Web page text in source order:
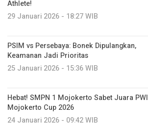
Athlete!
29 Januari 2026 - 18:27 WIB
PSIM vs Persebaya: Bonek Dipulangkan,
Keamanan Jadi Prioritas
25 Januari 2026 - 15:36 WIB
Hebat! SMPN 1 Mojokerto Sabet Juara PWI
Mojokerto Cup 2026
24 Januari 2026 - 09:42 WIB